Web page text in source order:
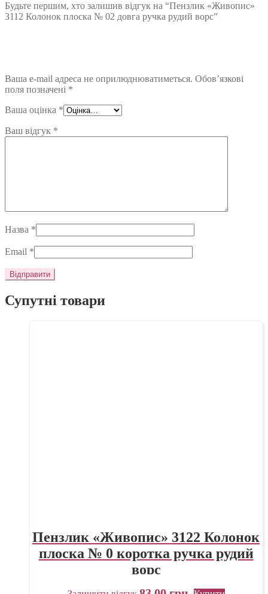
Будьте першим, хто залишив відгук на “Пензлик «Живопис»
3112 Колонок плоска № 02 довга ручка рудий ворс”
Ваша e-mail адреса не оприлюднюватиметься. Обов’язкові
поля позначені *
Ваша оцінка *
Ваш відгук *
Назва *
Email *
Супутні товари
Пензлик «Живопис» 3122 Колонок
плоска № 0 коротка ручка рудий
ворс